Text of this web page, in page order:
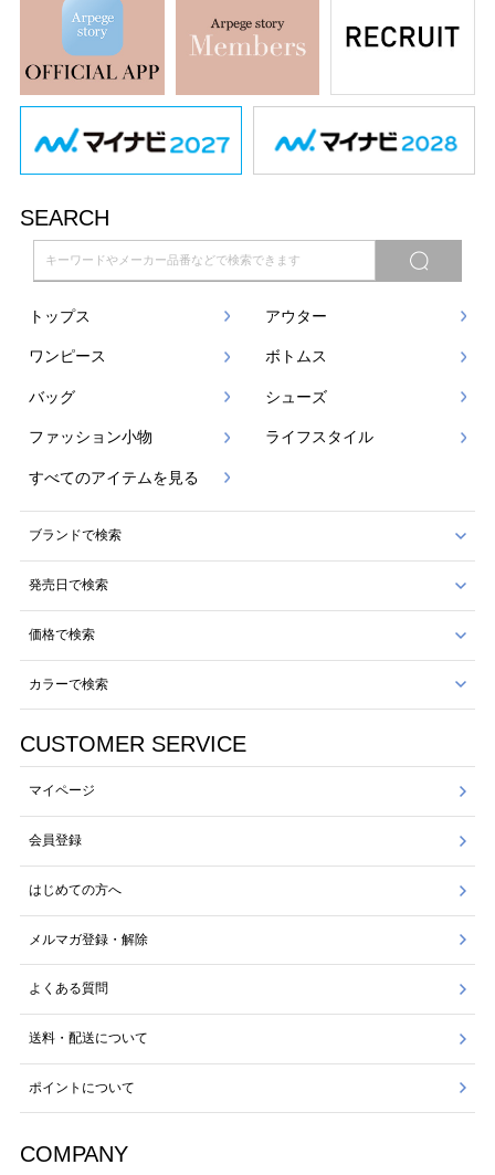
SEARCH
トップス アウター
ワンピース ボトムス
バッグ シューズ
ファッション小物 ライフスタイル
すべてのアイテムを見る
ブランドで検索
発売日で検索
価格で検索
カラーで検索
CUSTOMER SERVICE
マイページ
会員登録
はじめての方へ
メルマガ登録・解除
よくある質問
送料・配送について
ポイントについて
COMPANY